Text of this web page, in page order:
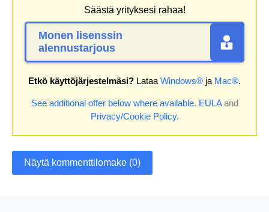
Säästä yrityksesi rahaa!
Monen lisenssin
alennustarjous
Etkö käyttöjärjestelmäsi? Lataa Windows® ja Mac®.
See additional offer below where available. EULAand
Privacy/Cookie Policy.
Näytä kommenttilomake (0)